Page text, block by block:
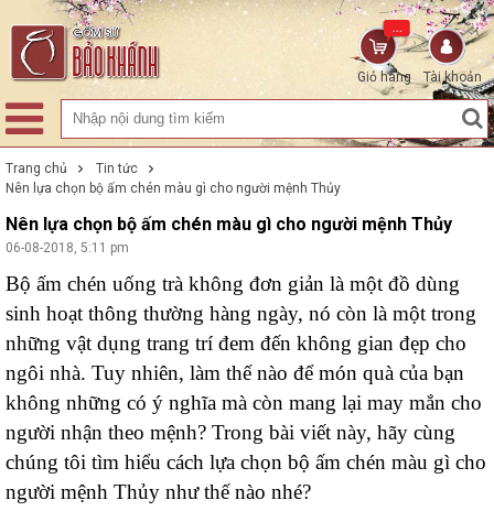
Tài khoản
Giỏ hàng
...
Trang chủ
Tin tức
Nên lựa chọn bộ ấm chén màu gì cho người mệnh Thủy
Nên lựa chọn bộ ấm chén màu gì cho người mệnh Thủy
06-08-2018, 5:11 pm
Bộ ấm chén uống trà không đơn giản là một đồ dùng
sinh hoạt thông thường hàng ngày, nó còn là một trong
những vật dụng trang trí đem đến không gian đẹp cho
ngôi nhà. Tuy nhiên, làm thế nào để món quà của bạn
không những có ý nghĩa mà còn mang lại may mắn cho
người nhận theo mệnh? Trong bài viết này, hãy cùng
chúng tôi tìm hiểu cách lựa chọn bộ ấm chén màu gì cho
người mệnh Thủy như thế nào nhé?